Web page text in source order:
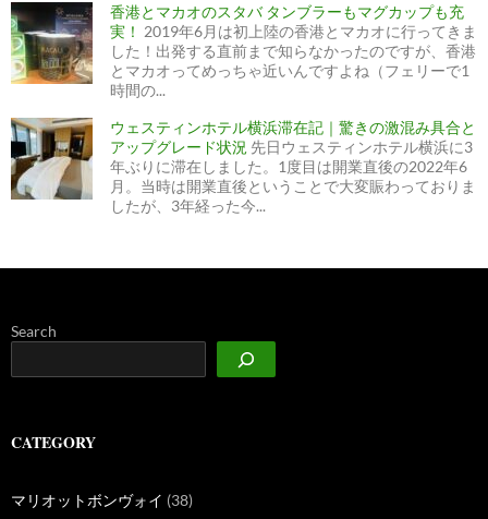
香港とマカオのスタバ タンブラーもマグカップも充
実！ 2019年6月は初上陸の香港とマカオに行ってきま
した！出発する直前まで知らなかったのですが、香港
とマカオってめっちゃ近いんですよね（フェリーで1
時間の...
ウェスティンホテル横浜滞在記｜驚きの激混み具合と
アップグレード状況 先日ウェスティンホテル横浜に3
年ぶりに滞在しました。1度目は開業直後の2022年6
月。当時は開業直後ということで大変賑わっておりま
したが、3年経った今...
Search
CATEGORY
マリオットボンヴォイ (38)